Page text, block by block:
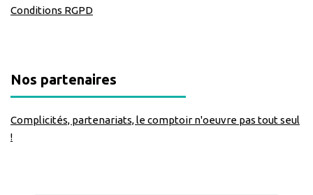
Conditions RGPD
Nos partenaires
Complicités, partenariats, le comptoir n'oeuvre pas tout seul
!